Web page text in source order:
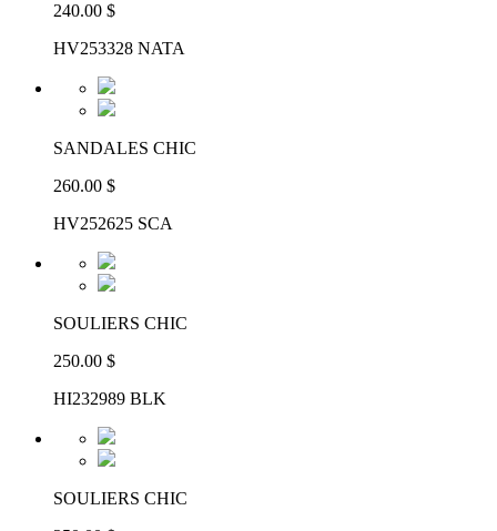
240.00 $
HV253328 NATA
SANDALES CHIC
260.00 $
HV252625 SCA
SOULIERS CHIC
250.00 $
HI232989 BLK
SOULIERS CHIC